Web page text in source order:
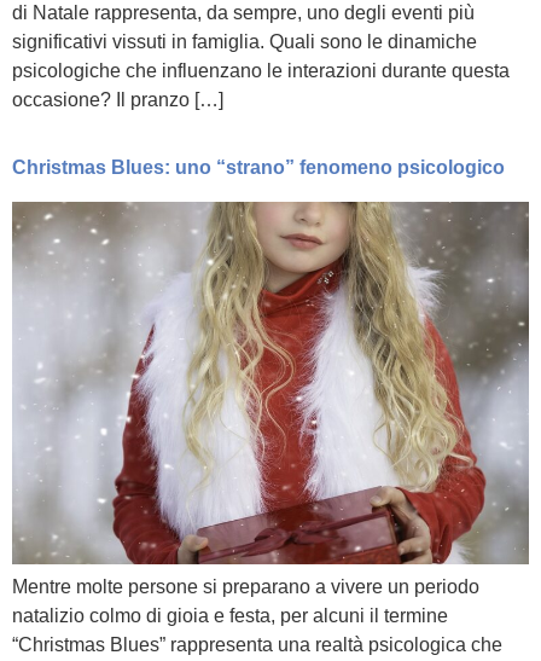
di Natale rappresenta, da sempre, uno degli eventi più
significativi vissuti in famiglia. Quali sono le dinamiche
psicologiche che influenzano le interazioni durante questa
occasione? Il pranzo […]
Christmas Blues: uno “strano” fenomeno psicologico
Mentre molte persone si preparano a vivere un periodo
natalizio colmo di gioia e festa, per alcuni il termine
“Christmas Blues” rappresenta una realtà psicologica che